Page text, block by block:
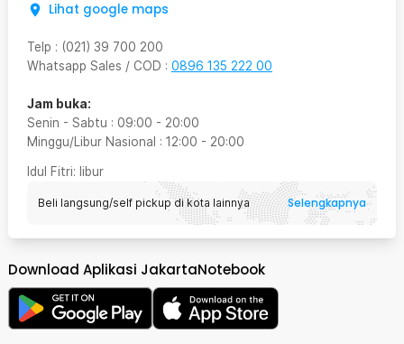
Lihat google maps
Telp : (021) 39 700 200
Whatsapp Sales / COD : 0896 135 222 00
Jam buka:
Senin - Sabtu : 09:00 - 20:00
Minggu/Libur Nasional : 12:00 - 20:00
Idul Fitri: libur
Beli langsung/self pickup di kota lainnya Selengkapnya
Download Aplikasi JakartaNotebook